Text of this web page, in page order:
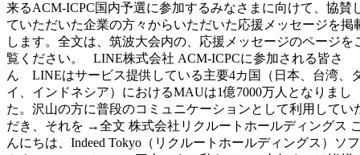
来るACM-ICPC国内予選に参加するみなさまに向けて、協賛
ていただいた企業の方々からいただいた応援メッセージを掲
します。全文は、筑波大会内の、応援メッセージのページを
覧ください。 LINE株式会社 ACM-ICPCに参加される皆さ
ん LINEはサービス提供している主要4カ国（日本、台湾、
イ、インドネシア）におけるMAUは1億7000万人となりまし
た。沢山の方に普段のコミュニケーションとして利用してい
だき、それを →全文 株式会社リクルートホールディングス
んにちは、Indeed Tokyo（リクルートホールディングス）ソフ